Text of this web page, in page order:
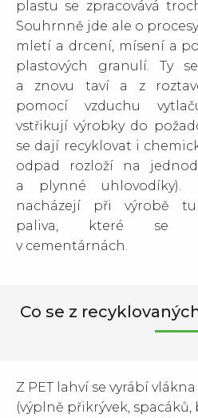
plastu se zpracovává
Souhrnně jde ale o
mletí a drcení, mísení a
plastových granulí. Ty
a znovu taví a z
pomocí vzduchu
vstřikují výrobky do
se dají recyklovat i
odpad rozloží na
a plynné uhlovodíky).
nacházejí při výrobě
paliva, které se
v cementárnách.
Co se z
Z PET lahví se vyrábí
(výplně přikrývek, spacáků,